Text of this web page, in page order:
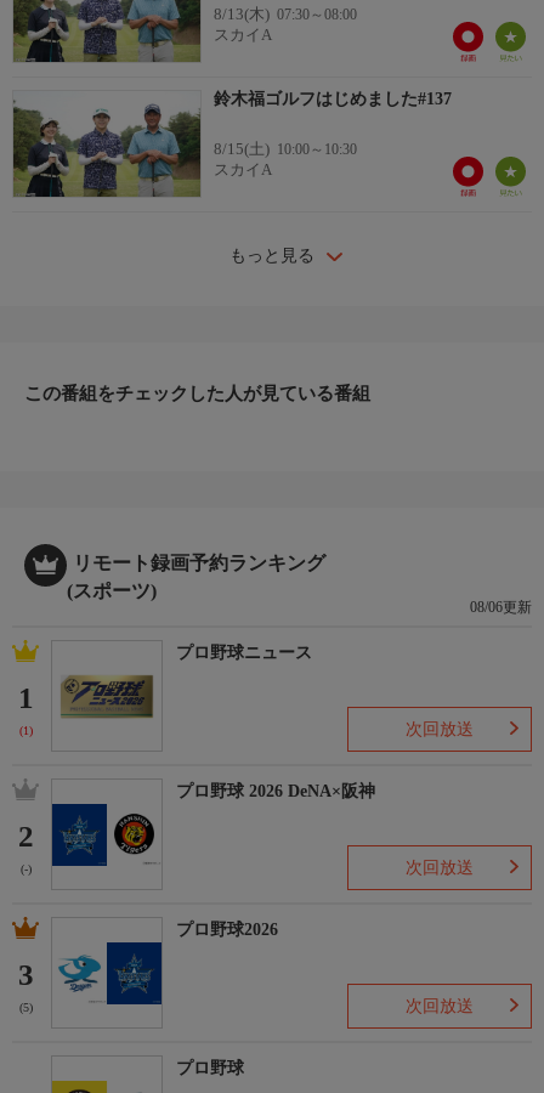
8/13(木) 07:30～08:00
スカイA
鈴木福ゴルフはじめました#137
8/15(土) 10:00～10:30
スカイA
もっと見る
この番組をチェックした人が見ている番組
リモート録画予約ランキング
(スポーツ)
08/06更新
1
(1)
プロ野球ニュース
次回放送
2
(-)
プロ野球 2026 DeNA×阪神
次回放送
3
(5)
プロ野球2026
次回放送
プロ野球